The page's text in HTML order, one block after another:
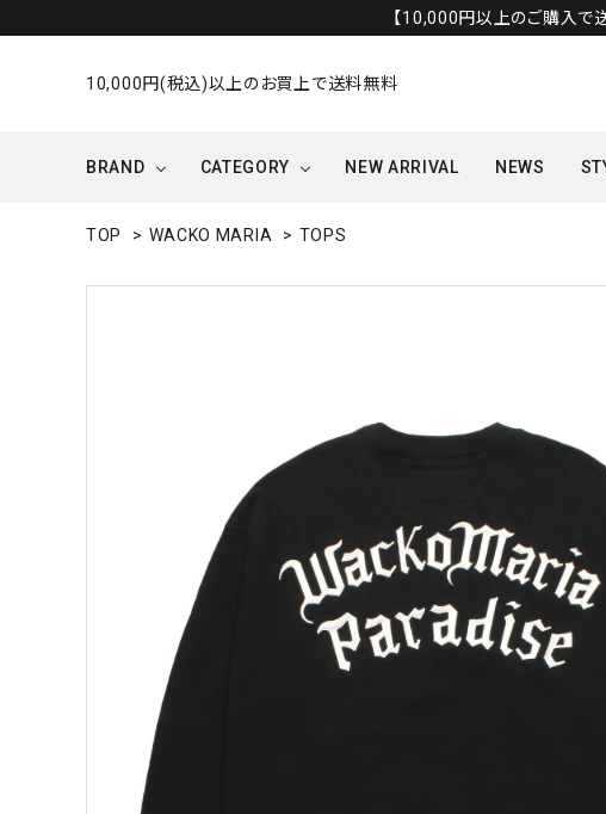
【10,000円以上のご購入で
10,000円(税込)以上のお買上で送料無料
BRAND CATEGORY NEW ARRIVAL NEWS
TOP > WACKO MARIA > TOPS